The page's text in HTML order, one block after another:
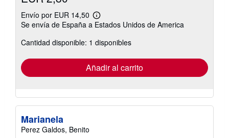
Envío por EUR 14,50
Más
información
las
tarifas
envío
Se envía de España a Estados Unidos de America
Cantidad disponible: 1 disponibles
Añadir al carrito
Marianela
Perez Galdos, Benito